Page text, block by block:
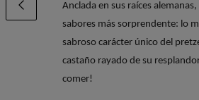
Anclada en sus raíces
sabores más sorprendente: lo
sabroso carácter único del
castaño rayado de su
comer!